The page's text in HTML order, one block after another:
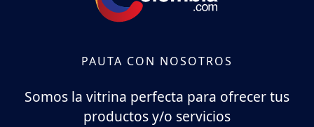
PAUTA CON NOSOTROS
Somos la vitrina perfecta para ofrecer tus
productos y/o servicios